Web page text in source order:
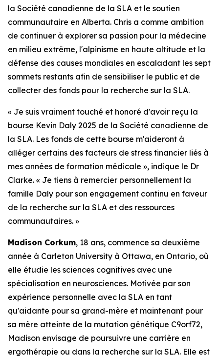
la Société canadienne de la SLA et le soutien
communautaire en Alberta. Chris a comme ambition
de continuer à explorer sa passion pour la médecine
en milieu extrême, l'alpinisme en haute altitude et la
défense des causes mondiales en escaladant les sept
sommets restants afin de sensibiliser le public et de
collecter des fonds pour la recherche sur la SLA.
« Je suis vraiment touché et honoré d'avoir reçu la
bourse Kevin Daly 2025 de la Société canadienne de
la SLA. Les fonds de cette bourse m'aideront à
alléger certains des facteurs de stress financier liés à
mes années de formation médicale », indique le Dr
Clarke. « Je tiens à remercier personnellement la
famille Daly pour son engagement continu en faveur
de la recherche sur la SLA et des ressources
communautaires. »
Madison Corkum, 18 ans, commence sa deuxième
année à Carleton University à Ottawa, en Ontario, où
elle étudie les sciences cognitives avec une
spécialisation en neurosciences. Motivée par son
expérience personnelle avec la SLA en tant
qu'aidante pour sa grand-mère et maintenant pour
sa mère atteinte de la mutation génétique C9orf72,
Madison envisage de poursuivre une carrière en
ergothérapie ou dans la recherche sur la SLA. Elle est